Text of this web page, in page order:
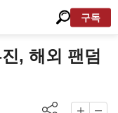
구독
, 해외 팬덤